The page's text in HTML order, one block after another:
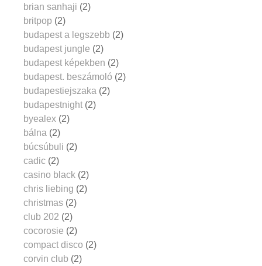
brian sanhaji (2)
britpop (2)
budapest a legszebb (2)
budapest jungle (2)
budapest képekben (2)
budapest. beszámoló (2)
budapestiejszaka (2)
budapestnight (2)
byealex (2)
bálna (2)
búcsúbuli (2)
cadic (2)
casino black (2)
chris liebing (2)
christmas (2)
club 202 (2)
cocorosie (2)
compact disco (2)
corvin club (2)